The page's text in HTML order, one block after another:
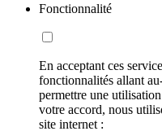
Fonctionnalité
En acceptant ces
fonctionnalités allant
permettre une
votre accord, nous
site internet :